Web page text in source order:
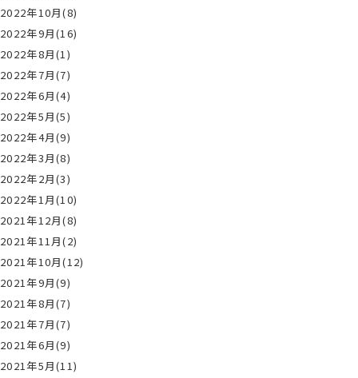
2022年10月(8)
2022年9月(16)
2022年8月(1)
2022年7月(7)
2022年6月(4)
2022年5月(5)
2022年4月(9)
2022年3月(8)
2022年2月(3)
2022年1月(10)
2021年12月(8)
2021年11月(2)
2021年10月(12)
2021年9月(9)
2021年8月(7)
2021年7月(7)
2021年6月(9)
2021年5月(11)